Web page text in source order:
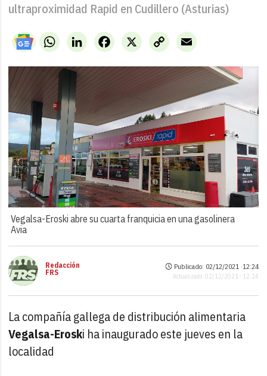
ultraproximidad Rapid en Cudillero (Asturias)
WhatsAppLinkedIn X
Facebook
Copy
Link
Email
Vegalsa-Eroski abre su cuarta franquicia en una gasolinera
Avia
Redacción
FRS
Publicado: 02/12/2021 ·12:24
Actualizado: 02/12/2021 · 12:24
La compañía gallega de distribución alimentaria
Vegalsa-Eroski ha inaugurado este jueves en la
localidad